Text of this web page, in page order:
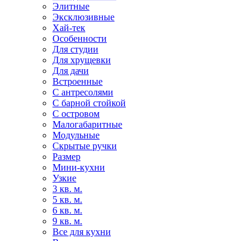
Элитные
Эксклюзивные
Хай-тек
Особенности
Для студии
Для хрущевки
Для дачи
Встроенные
С антресолями
С барной стойкой
С островом
Малогабаритные
Модульные
Скрытые ручки
Размер
Мини-кухни
Узкие
3 кв. м.
5 кв. м.
6 кв. м.
9 кв. м.
Все для кухни